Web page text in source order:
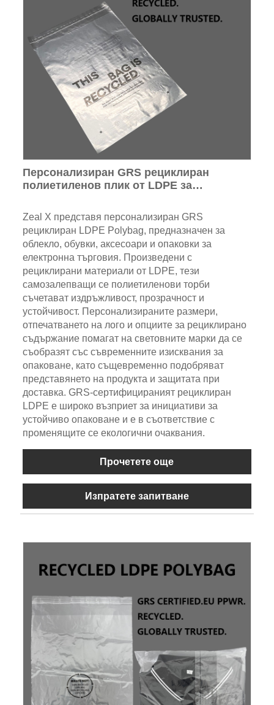
Персонализиран GRS рециклиран
полиетиленов плик от LDPE за
търговия
Zeal X представя персонализиран GRS
рециклиран LDPE Polybag, предназначен за
облекло, обувки, аксесоари и опаковки за
електронна търговия. Произведени с
рециклирани материали от LDPE, тези
самозалепващи се полиетиленови торби
съчетават издръжливост, прозрачност и
устойчивост. Персонализираните размери,
отпечатването на лого и опциите за рециклирано
съдържание помагат на световните марки да се
съобразят със съвременните изисквания за
опаковане, като същевременно подобряват
представянето на продукта и защитата при
доставка. GRS-сертифицираният рециклиран
LDPE е широко възприет за инициативи за
устойчиво опаковане и е в съответствие с
променящите се екологични очаквания.
Прочетете още
Изпратете запитване